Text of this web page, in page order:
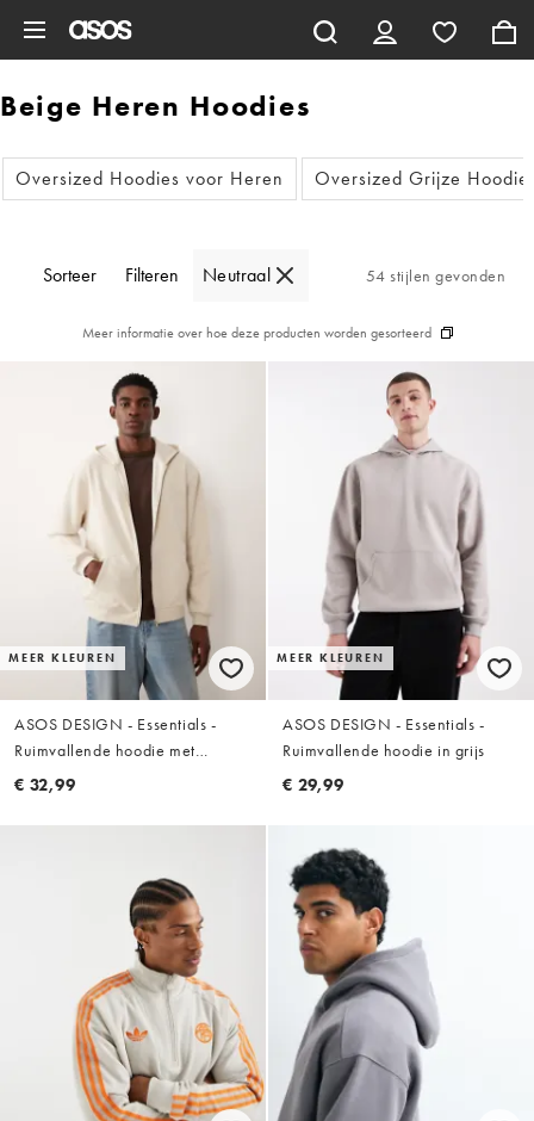
Beige Heren Hoodies
Oversized Hoodies voor Heren Oversized Grijze
Sorteer Filteren Neutraal 54 stijlen gevonden
Meer informatie over hoe deze producten worden gesorteerd
MEER KLEUREN
ASOS DESIGN - Essentials -
Ruimvallende hoodie met
ritssluiting in gebroken wit
€ 32,99
MEER KLEUREN
ASOS DESIGN - Essentials -
Ruimvallende hoodie in grijs
€ 29,99